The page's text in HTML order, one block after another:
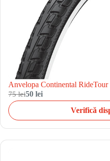
Anvelopa Continental
75 lei50 lei
Verifică